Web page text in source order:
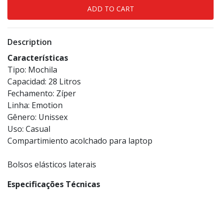
Description
Características
Tipo: Mochila
Capacidad: 28 Litros
Fechamento: Zíper
Linha: Emotion
Gênero: Unissex
Uso: Casual
Compartimiento acolchado para laptop
Bolsos elásticos laterais
Especificações Técnicas